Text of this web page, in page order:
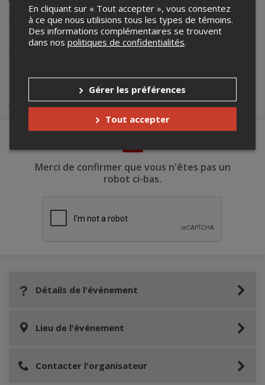
Facebook Linkedin PinterestEnvoyer
par
courriel
Lepointdevente.com agit à titre de mandataire pour Yewaskadans le
cadre de l’affichage en ligne et la vente de billets pour ses
événements.
Pour plus d’information à propos de cet événement, veuillez
Achat de billets
Merci de confirmer que vous n'êtes pas un
robot ci-bas.
Détails de l'événement
Lieu de l'événement
Contacter l'organisateur
En cliquant sur « Tout accepter », vous consentez
à ce que nous utilisions tous les types de témoins.
Des informations complémentaires se trouvent
dans nos politiques de confidentialités.
Gérer les préférences
Tout accepter